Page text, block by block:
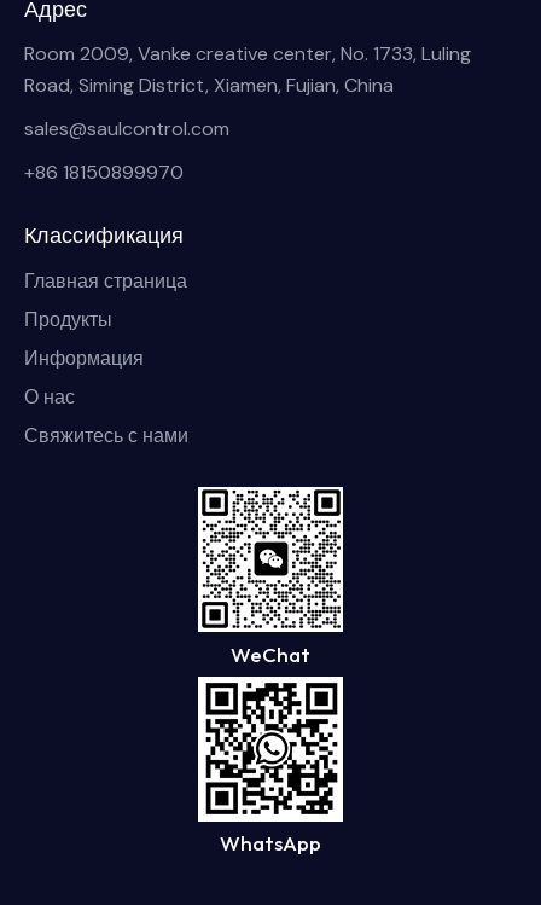
Адрес
Room 2009, Vanke creative center, No. 1733, Luling
Road, Siming District, Xiamen, Fujian, China
sales@saulcontrol.com
+86 18150899970
Классификация
Главная страница
Продукты
Информация
О нас
Свяжитесь с нами
WeChat
WhatsApp